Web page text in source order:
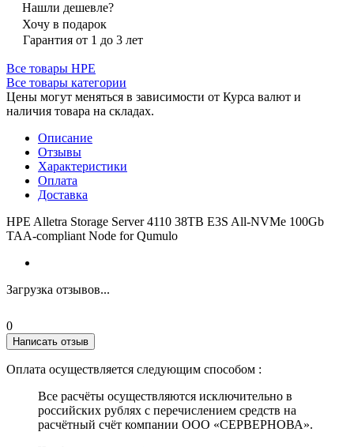
Нашли дешевле?
Хочу в подарок
Гарантия от 1 до 3 лет
Все товары HPE
Все товары категории
Цены могут меняться в зависимости от Курса валют и
наличия товара на складах.
Описание
Отзывы
Характеристики
Оплата
Доставка
HPE Alletra Storage Server 4110 38TB E3S All‑NVMe 100Gb
TAA‑compliant Node for Qumulo
Загрузка отзывов...
0
Написать отзыв
Оплата осуществляется следующим способом :
Все расчёты осуществляются исключительно в
российских рублях с перечислением средств на
расчётный счёт компании ООО «СЕРВЕРНОВА».